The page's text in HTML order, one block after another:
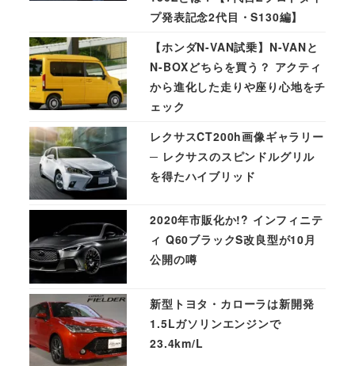
プ発表記念2代目・S130編】
【ホンダN-VAN試乗】N-VANと
N-BOXどちらを買う？ アクティ
から進化した走りや座り心地をチ
ェック
レクサスCT200h画像ギャラリー
─ レクサスのスピンドルグリル
を得たハイブリッド
2020年市販化か!? インフィニテ
ィ Q60ブラックS改良型が10月
公開の噂
新型トヨタ・カローラは新開発
1.5Lガソリンエンジンで
23.4km/L